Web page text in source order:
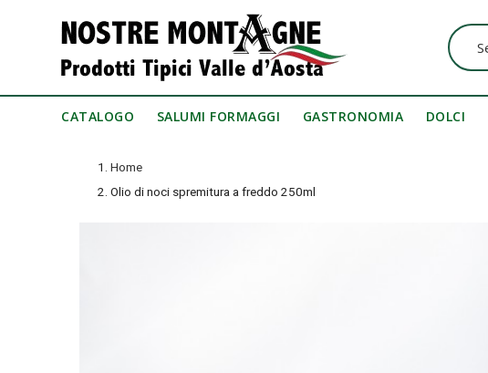
CATALOGO SALUMI FORMAGGI GASTRONOMIA DOLCI
Home
Olio di noci spremitura a freddo 250ml